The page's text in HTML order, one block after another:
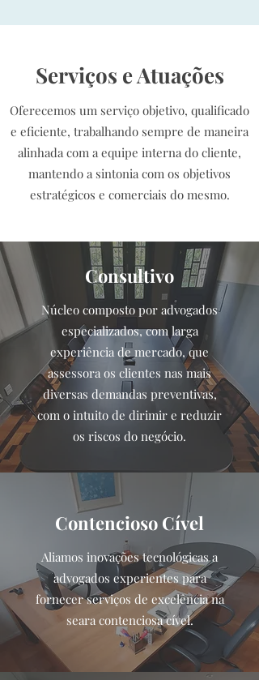
Serviços e Atuações
Oferecemos um serviço objetivo, qualificado
e eficiente, trabalhando sempre de maneira
alinhada com a equipe interna do cliente,
mantendo a sintonia com os objetivos
estratégicos e comerciais do mesmo.
Consultivo
Núcleo composto por advogados
especializados, com larga
experiência de mercado, que
assessora os clientes nas mais
diversas demandas preventivas,
com o intuito de dirimir e reduzir
os riscos do negócio.
Contencioso Cível
Aliamos inovações tecnológicas a
advogados experientes para
fornecer serviços de excelência na
seara contenciosa cível.